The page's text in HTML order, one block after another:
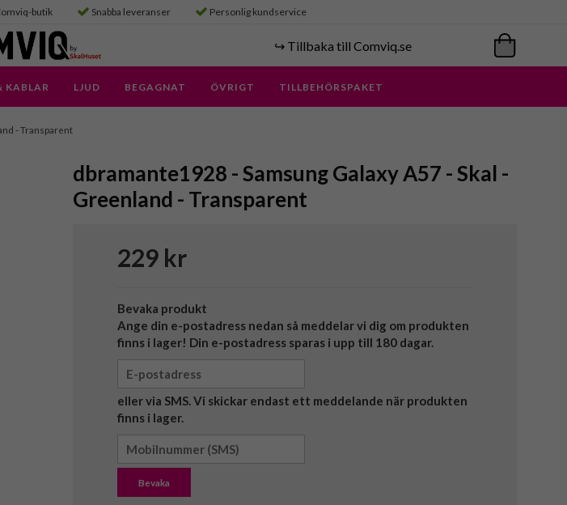
butik Snabba leveranser Personlig kundservice
↪️ Tillbaka till Comviq.se
KABLAR LJUD BEGAGNAT ÖVRIGT TILLBEHÖRSPAKET
- Transparent
dbramante1928 - Samsung Galaxy A57 - Skal -
Greenland - Transparent
229 kr
Bevaka produkt
Ange din e-postadress nedan så meddelar vi dig om produkten
finns i lager! Din e-postadress sparas i upp till 180 dagar.
eller via SMS. Vi skickar endast ett meddelande när produkten
finns i lager.
Bevaka